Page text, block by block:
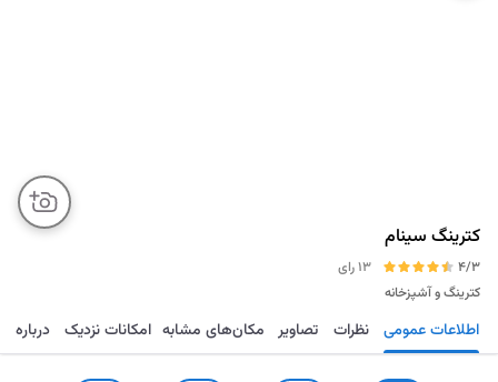
کترینگ سینام
4/3
13 رای
کترینگ و آشپزخانه
مسیریابی ذخیره ارسال تماس اطلاعات عمومی نظرات تصاویر مکان‌های مشابه امکانات نزدیک درباره